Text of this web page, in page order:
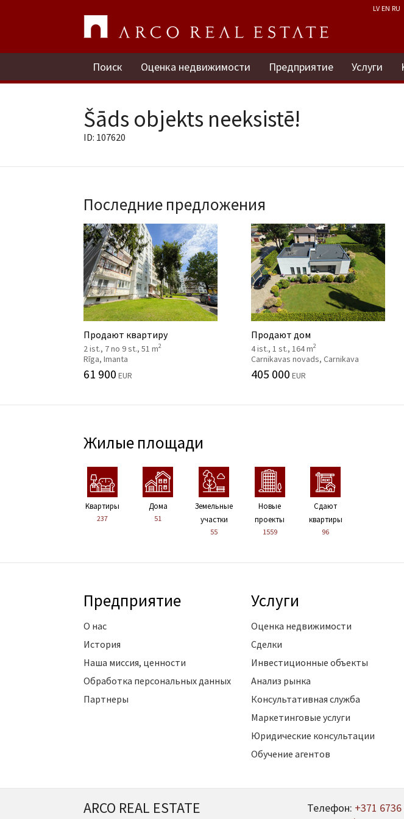
LV EN RU
Поиск Оценка недвижимости Предприятие Услуги
Šāds objekts neeksistē!
ID: 107620
Последние предложения
Продают квартиру
2 ist., 7 no 9 st., 51 m2
Rīga, Imanta
61 900 EUR
Продают дом
4 ist., 1 st., 164 m2
Carnikavas novads, Carnikava
405 000 EUR
Жилые площади
Kвартиры
237
Дома
51
Земельные
участки
55
Новые
проекты
1559
Сдают
квартиры
96
Предприятие
О нас
История
Наша миссия, ценности
Обработка персональных данных
Партнеры
Услуги
Оценка недвижимости
Сделки
Инвестиционные объекты
Анализ рынка
Консультативная служба
Маркетинговые услуги
Юридические консультации
Обучение агентов
ARCO REAL ESTATE Телефон: +371